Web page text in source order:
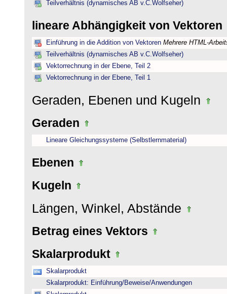
Teilverhältnis (dynamisches AB v.C.Wolfseher)
lineare Abhängigkeit von Vektoren
Einführung in die Addition von Vektoren Mehrere HTML-
Teilverhältnis (dynamisches AB v.C.Wolfseher)
Vektorrechnung in der Ebene, Teil 2
Vektorrechnung in der Ebene, Teil 1
Geraden, Ebenen und Kugeln
Geraden
Lineare Gleichungssysteme (Selbstlernmaterial)
Ebenen
Kugeln
Längen, Winkel, Abstände
Betrag eines Vektors
Skalarprodukt
Skalarprodukt
Skalarprodukt: Einführung/Beweise/Anwendungen